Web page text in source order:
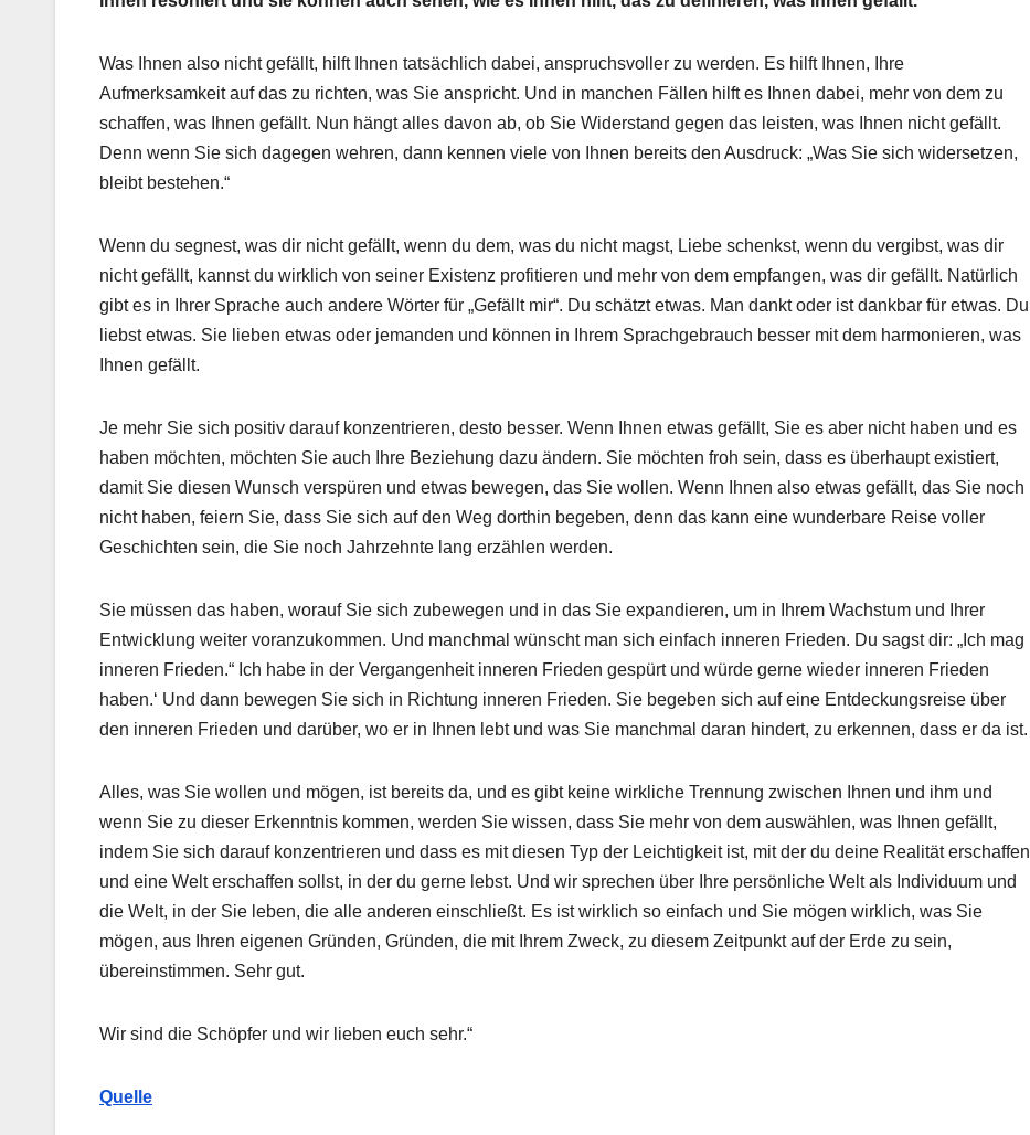
Was Ihnen also nicht gefällt, hilft Ihnen tatsächlich dabei, anspruchsvoller zu werden. Es hilft Ihnen, Ihre
Aufmerksamkeit auf das zu richten, was Sie anspricht. Und in manchen Fällen hilft es Ihnen dabei, mehr von dem zu
schaffen, was Ihnen gefällt. Nun hängt alles davon ab, ob Sie Widerstand gegen das leisten, was Ihnen nicht gefällt.
Denn wenn Sie sich dagegen wehren, dann kennen viele von Ihnen bereits den Ausdruck: „Was Sie sich widersetzen,
bleibt bestehen.“
Wenn du segnest, was dir nicht gefällt, wenn du dem, was du nicht magst, Liebe schenkst, wenn du vergibst, was dir
nicht gefällt, kannst du wirklich von seiner Existenz profitieren und mehr von dem empfangen, was dir gefällt. Natürlich
gibt es in Ihrer Sprache auch andere Wörter für „Gefällt mir“. Du schätzt etwas. Man dankt oder ist dankbar für etwas. Du
liebst etwas. Sie lieben etwas oder jemanden und können in Ihrem Sprachgebrauch besser mit dem harmonieren, was
Ihnen gefällt.
Je mehr Sie sich positiv darauf konzentrieren, desto besser. Wenn Ihnen etwas gefällt, Sie es aber nicht haben und es
haben möchten, möchten Sie auch Ihre Beziehung dazu ändern. Sie möchten froh sein, dass es überhaupt existiert,
damit Sie diesen Wunsch verspüren und etwas bewegen, das Sie wollen. Wenn Ihnen also etwas gefällt, das Sie noch
nicht haben, feiern Sie, dass Sie sich auf den Weg dorthin begeben, denn das kann eine wunderbare Reise voller
Geschichten sein, die Sie noch Jahrzehnte lang erzählen werden.
Sie müssen das haben, worauf Sie sich zubewegen und in das Sie expandieren, um in Ihrem Wachstum und Ihrer
Entwicklung weiter voranzukommen. Und manchmal wünscht man sich einfach inneren Frieden. Du sagst dir: „Ich mag
inneren Frieden.“ Ich habe in der Vergangenheit inneren Frieden gespürt und würde gerne wieder inneren Frieden
haben.‘ Und dann bewegen Sie sich in Richtung inneren Frieden. Sie begeben sich auf eine Entdeckungsreise über
den inneren Frieden und darüber, wo er in Ihnen lebt und was Sie manchmal daran hindert, zu erkennen, dass er da ist.
Alles, was Sie wollen und mögen, ist bereits da, und es gibt keine wirkliche Trennung zwischen Ihnen und ihm und
wenn Sie zu dieser Erkenntnis kommen, werden Sie wissen, dass Sie mehr von dem auswählen, was Ihnen gefällt,
indem Sie sich darauf konzentrieren und dass es mit diesen Typ der Leichtigkeit ist, mit der du deine Realität erschaffen
und eine Welt erschaffen sollst, in der du gerne lebst. Und wir sprechen über Ihre persönliche Welt als Individuum und
die Welt, in der Sie leben, die alle anderen einschließt. Es ist wirklich so einfach und Sie mögen wirklich, was Sie
mögen, aus Ihren eigenen Gründen, Gründen, die mit Ihrem Zweck, zu diesem Zeitpunkt auf der Erde zu sein,
übereinstimmen. Sehr gut.
Wir sind die Schöpfer und wir lieben euch sehr.“
Quelle